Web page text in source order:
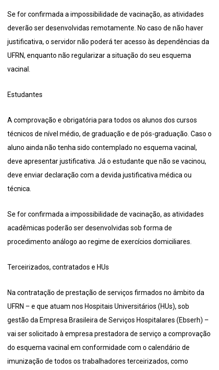
Se for confirmada a impossibilidade de vacinação, as atividades
deverão ser desenvolvidas remotamente. No caso de não haver
justificativa, o servidor não poderá ter acesso às dependências da
UFRN, enquanto não regularizar a situação do seu esquema
vacinal.
Estudantes
A comprovação e obrigatória para todos os alunos dos cursos
técnicos de nível médio, de graduação e de pós-graduação. Caso o
aluno ainda não tenha sido contemplado no esquema vacinal,
deve apresentar justificativa. Já o estudante que não se vacinou,
deve enviar declaração com a devida justificativa médica ou
técnica.
Se for confirmada a impossibilidade de vacinação, as atividades
acadêmicas poderão ser desenvolvidas sob forma de
procedimento análogo ao regime de exercícios domiciliares.
Terceirizados, contratados e HUs
Na contratação de prestação de serviços firmados no âmbito da
UFRN – e que atuam nos Hospitais Universitários (HUs), sob
gestão da Empresa Brasileira de Serviços Hospitalares (Ebserh) –
vai ser solicitado à empresa prestadora de serviço a comprovação
do esquema vacinal em conformidade com o calendário de
imunização de todos os trabalhadores terceirizados, como